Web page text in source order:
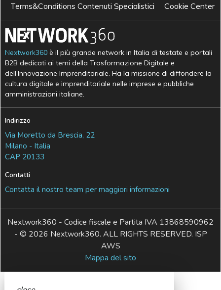
Terms&Conditions Contenuti Specialistici
Cookie Center
Nextwork360 è il più grande network in Italia di testate e portali
B2B dedicati ai temi della Trasformazione Digitale e
dell’Innovazione Imprenditoriale. Ha la missione di diffondere la
cultura digitale e imprenditoriale nelle imprese e pubbliche
amministrazioni italiane.
Indirizzo
Via Moretto da Brescia, 22
Milano - Italia
CAP 20133
Contatti
Contatta il nostro team per maggiori informazioni
Nextwork360 - Codice fiscale e Partita IVA 13868590962
- © 2026 Nextwork360. ALL RIGHTS RESERVED. ISP
AWS
Mappa del sito